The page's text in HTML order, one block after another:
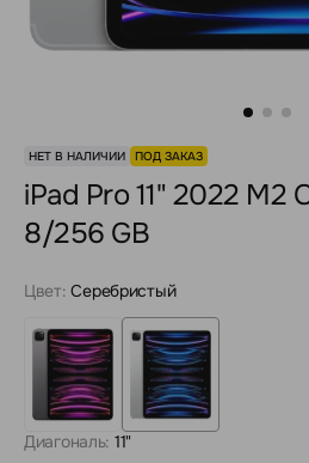
НЕТ В НАЛИЧИИ ПОД ЗАКАЗ
iPad Pro 11" 2022 M2
8/256 GB
Цвет: Серебристый
Диагональ: 11"